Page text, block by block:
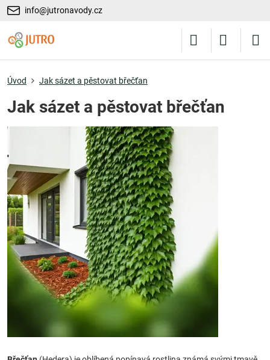
info@jutronavody.cz
Úvod Jak sázet a pěstovat břečťan
Jak sázet a pěstovat břečťan